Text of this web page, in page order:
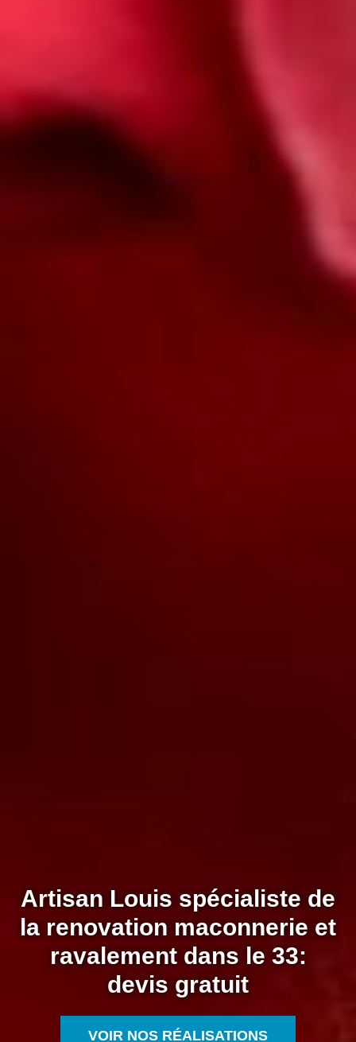
Artisan Louis spécialiste de
la renovation maconnerie et
ravalement dans le 33:
devis gratuit
VOIR NOS RÉALISATIONS